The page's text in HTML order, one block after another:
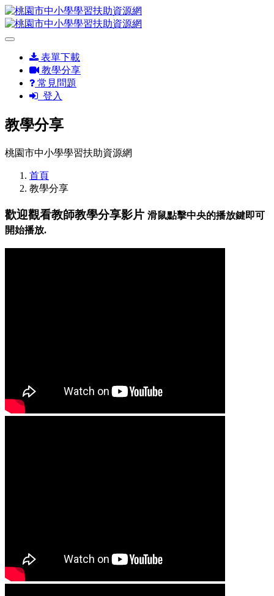
表單下載
教學分享
常見問題
登入
教學分享
桃園市中小學學習扶助資源網
首頁
教學分享
歡迎觀看教師教學分享影片 滑鼠點擊中央的播放鍵即可
開始播放.